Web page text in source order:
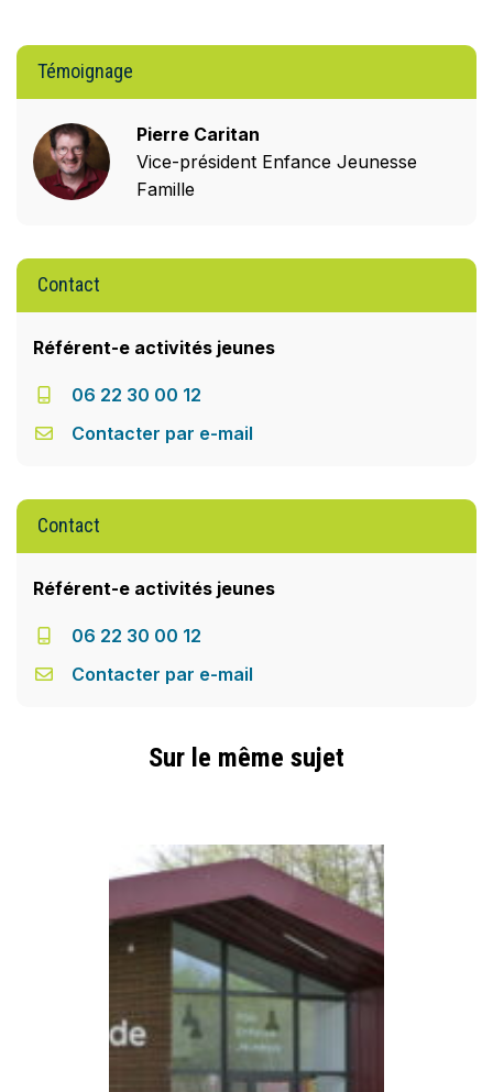
Témoignage
Pierre Caritan
Vice-président Enfance Jeunesse
Famille
Contact
Référent-e activités jeunes
06 22 30 00 12
Contacter par e-mail
Contact
Référent-e activités jeunes
06 22 30 00 12
Contacter par e-mail
Sur le même sujet